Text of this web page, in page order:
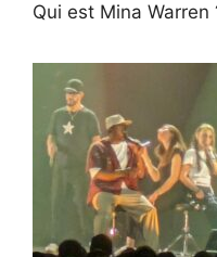
Qui est Mina Warren